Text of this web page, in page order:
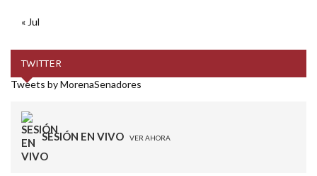
« Jul
TWITTER
Tweets by MorenaSenadores
SESIÓN EN VIVO VER AHORA